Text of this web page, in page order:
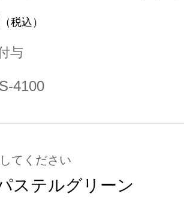
（税込）
与
4100
てください
ステルグリーン